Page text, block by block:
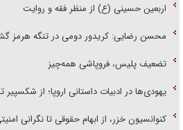
اربعین حسینی (ع) از منظر فقه و روایت
محسن رضایی: کریدور دومی در تنگه هرمز
تضعیف پلیس، فروپاشی همه‌چیز
یهودی‌ها در ادبیات داستانی اروپا؛ از شکسپیر
کنوانسیون خزر، از ابهام حقوقی تا نگرانی